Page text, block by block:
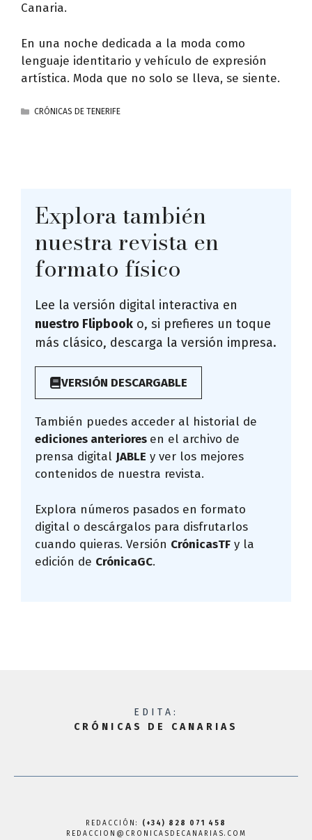
Canaria.
En una noche dedicada a la moda como
lenguaje identitario y vehículo de expresión
artística. Moda que no solo se lleva, se siente.
CATEGORÍAS
CRÓNICAS DE TENERIFE
Explora también
nuestra revista en
formato físico
Lee la versión digital interactiva en
nuestro Flipbook o, si prefieres un toque
más clásico, descarga la versión impresa.
VERSIÓN DESCARGABLE
También puedes acceder al historial de
ediciones anteriores en el archivo de
prensa digital JABLE y ver los mejores
contenidos de nuestra revista.
Explora números pasados en formato
digital o descárgalos para disfrutarlos
cuando quieras. Versión CrónicasTF y la
edición de CrónicaGC.
EDITA:
CRÓNICAS DE CANARIAS
REDACCIÓN: (+34) 828 071 458
REDACCION@CRONICASDECANARIAS.COM